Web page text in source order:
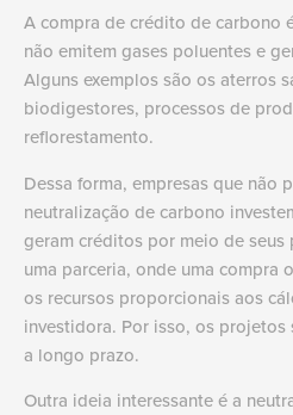
A compra de crédito de carbono
não emitem gases poluentes e
Alguns exemplos são os aterros
biodigestores, processos de
reflorestamento.
Dessa forma, empresas que não
neutralização de carbono
geram créditos por meio de seus
uma parceria, onde uma compra
os recursos proporcionais aos
investidora. Por isso, os
a longo prazo.
Outra ideia interessante é a